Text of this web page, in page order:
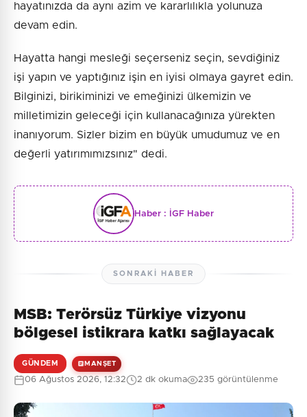
hayatınızda da aynı azim ve kararlılıkla yolunuza
devam edin.
Hayatta hangi mesleği seçerseniz seçin, sevdiğiniz
işi yapın ve yaptığınız işin en iyisi olmaya gayret edin.
Bilginizi, birikiminizi ve emeğinizi ülkemizin ve
milletimizin geleceği için kullanacağınıza yürekten
inanıyorum. Sizler bizim en büyük umudumuz ve en
değerli yatırımımızsınız" dedi.
Haber : İGF Haber
SONRAKI HABER
MSB: Terörsüz Türkiye vizyonu
bölgesel istikrara katkı sağlayacak
GÜNDEM MANŞET
06 Ağustos 2026, 12:32 2 dk okuma 235 görüntülenme